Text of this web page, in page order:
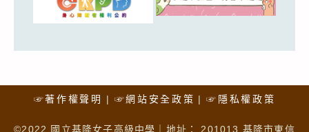
☞著作權聲明 ☞網站安全政策 ☞隱私權政策
©2022 國立基隆女子高級中學｜地址： 201013 基隆市東信